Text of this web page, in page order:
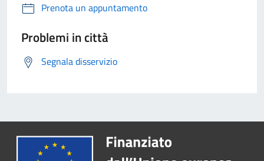
Prenota un appuntamento
Problemi in città
Segnala disservizio